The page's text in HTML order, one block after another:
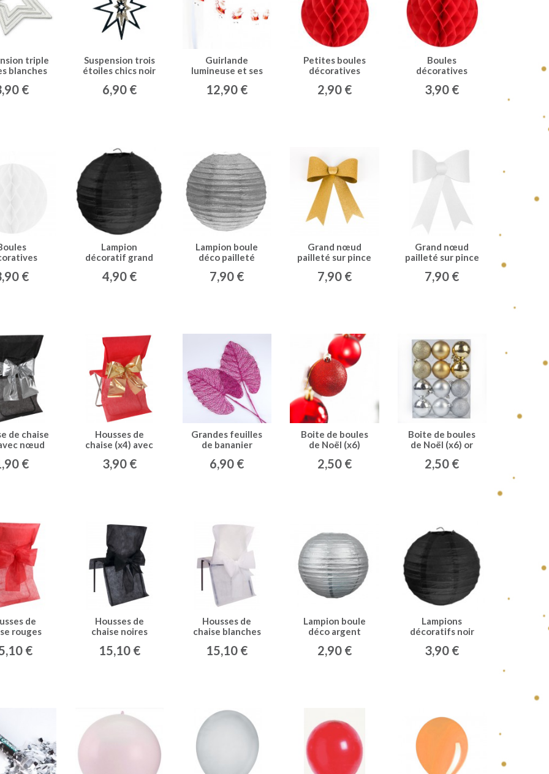
triple
blanches
€
Suspension trois
étoiles chics noir
6,90 €
Guirlande
lumineuse et ses
rigolos
12,90 €
Petites boules
décoratives
rouges
2,90 €
Boules
décoratives
(x2) rouge
3,90 €
blanches
€
Lampion
décoratif grand
4,90 €
Lampion boule
déco pailleté
7,90 €
Grand nœud
pailleté sur pince
7,90 €
Grand nœud
pailleté sur pince
7,90 €
de chaise
nœud
€
Housses de
chaise (x4) avec
rouge / or
3,90 €
Grandes feuilles
de bananier
violine
6,90 €
Boite de boules
de Noël (x6)
2,50 €
Boite de boules
de Noël (x6) or
2,50 €
de
rouges
tissé
€
Housses de
chaise noires
non tissé
15,10 €
Housses de
chaise blanches
non tissé
15,10 €
Lampion boule
déco argent
2,90 €
Lampions
décoratifs noir
3,90 €